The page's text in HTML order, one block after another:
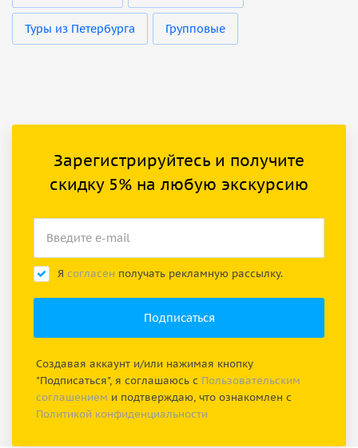
Туры из Петербурга Групповые
Зарегистрируйтесь и получите
скидку 5% на любую экскурсию
Я согласен получать рекламную рассылку.
Создавая аккаунт и/или нажимая кнопку
"Подписаться", я соглашаюсь с Пользовательским
соглашением и подтверждаю, что ознакомлен с
Политикой конфиденциальности